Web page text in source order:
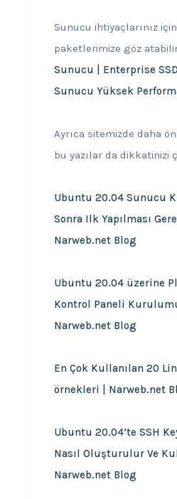
Sunucu ihtiyaçlarınız
paketlerimize göz
Sunucu | Enterprise
Sunucu Yüksek
Ayrıca sitemizde daha
bu yazılar da dikkatinizi
Ubuntu 20.04 Sunucu
Sonra Ilk Yapılması
Narweb.net Blog
Ubuntu 20.04 üzerine
Kontrol Paneli Kurulumu
Narweb.net Blog
En Çok Kullanılan 20
örnekleri | Narweb.net
Ubuntu 20.04’te SSH
Nasıl Oluşturulur Ve
Narweb.net Blog